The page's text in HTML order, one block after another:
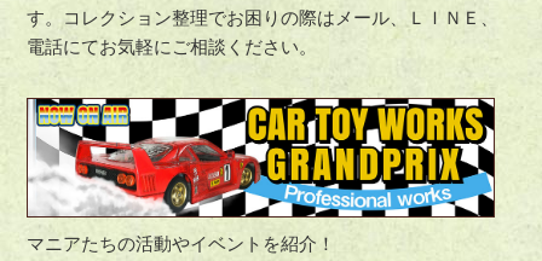
す。コレクション整理でお困りの際はメール、ＬＩＮＥ、
電話にてお気軽にご相談ください。
マニアたちの活動やイベントを紹介！